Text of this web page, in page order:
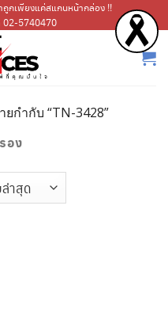
ถูกเพียงแค่สแกนหน้ากล่อง !!
02-5740470
กำกับ “TN-3428”
อง